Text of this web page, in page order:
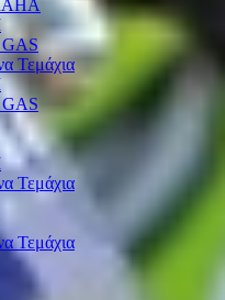
Τεμάχια
Τεμάχια
Τεμάχια